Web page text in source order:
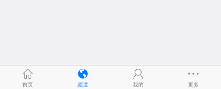
首页 频道 我的 更多